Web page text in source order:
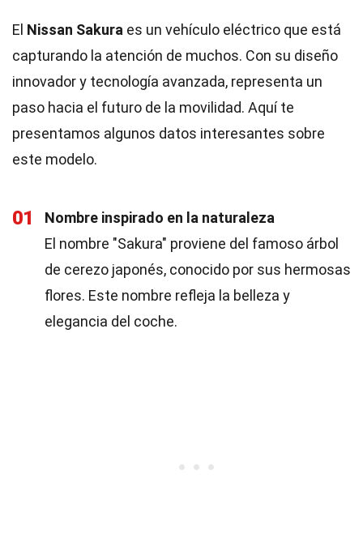
El Nissan Sakura es un vehículo eléctrico que está
capturando la atención de muchos. Con su diseño
innovador y tecnología avanzada, representa un
paso hacia el futuro de la movilidad. Aquí te
presentamos algunos datos interesantes sobre
este modelo.
01
Nombre inspirado en la naturaleza
El nombre "Sakura" proviene del famoso árbol
de cerezo japonés, conocido por sus hermosas
flores. Este nombre refleja la belleza y
elegancia del coche.